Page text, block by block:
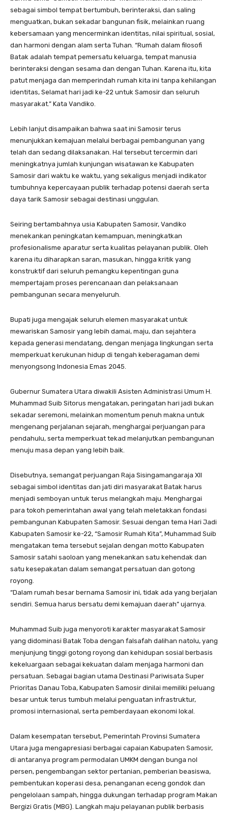
sebagai simbol tempat bertumbuh, berinteraksi, dan saling
menguatkan, bukan sekadar bangunan fisik, melainkan ruang
kebersamaan yang mencerminkan identitas, nilai spiritual, sosial,
dan harmoni dengan alam serta Tuhan. “Rumah dalam filosofi
Batak adalah tempat pemersatu keluarga, tempat manusia
berinteraksi dengan sesama dan dengan Tuhan. Karena itu, kita
patut menjaga dan memperindah rumah kita ini tanpa kehilangan
identitas, Selamat hari jadi ke-22 untuk Samosir dan seluruh
masyarakat.” Kata Vandiko.
Lebih lanjut disampaikan bahwa saat ini Samosir terus
menunjukkan kemajuan melalui berbagai pembangunan yang
telah dan sedang dilaksanakan. Hal tersebut tercermin dari
meningkatnya jumlah kunjungan wisatawan ke Kabupaten
Samosir dari waktu ke waktu, yang sekaligus menjadi indikator
tumbuhnya kepercayaan publik terhadap potensi daerah serta
daya tarik Samosir sebagai destinasi unggulan.
Seiring bertambahnya usia Kabupaten Samosir, Vandiko
menekankan peningkatan kemampuan, meningkatkan
profesionalisme aparatur serta kualitas pelayanan publik. Oleh
karena itu diharapkan saran, masukan, hingga kritik yang
konstruktif dari seluruh pemangku kepentingan guna
mempertajam proses perencanaan dan pelaksanaan
pembangunan secara menyeluruh.
Bupati juga mengajak seluruh elemen masyarakat untuk
mewariskan Samosir yang lebih damai, maju, dan sejahtera
kepada generasi mendatang, dengan menjaga lingkungan serta
memperkuat kerukunan hidup di tengah keberagaman demi
menyongsong Indonesia Emas 2045.
Gubernur Sumatera Utara diwakili Asisten Administrasi Umum H.
Muhammad Suib Sitorus mengatakan, peringatan hari jadi bukan
sekadar seremoni, melainkan momentum penuh makna untuk
mengenang perjalanan sejarah, menghargai perjuangan para
pendahulu, serta memperkuat tekad melanjutkan pembangunan
menuju masa depan yang lebih baik.
Disebutnya, semangat perjuangan Raja Sisingamangaraja XII
sebagai simbol identitas dan jati diri masyarakat Batak harus
menjadi semboyan untuk terus melangkah maju. Menghargai
para tokoh pemerintahan awal yang telah meletakkan fondasi
pembangunan Kabupaten Samosir. Sesuai dengan tema Hari Jadi
Kabupaten Samosir ke-22, “Samosir Rumah Kita”, Muhammad Suib
mengatakan tema tersebut sejalan dengan motto Kabupaten
Samosir satahi saoloan yang menekankan satu kehendak dan
satu kesepakatan dalam semangat persatuan dan gotong
royong.
“Dalam rumah besar bernama Samosir ini, tidak ada yang berjalan
sendiri. Semua harus bersatu demi kemajuan daerah” ujarnya.
Muhammad Suib juga menyoroti karakter masyarakat Samosir
yang didominasi Batak Toba dengan falsafah dalihan natolu, yang
menjunjung tinggi gotong royong dan kehidupan sosial berbasis
kekeluargaan sebagai kekuatan dalam menjaga harmoni dan
persatuan. Sebagai bagian utama Destinasi Pariwisata Super
Prioritas Danau Toba, Kabupaten Samosir dinilai memiliki peluang
besar untuk terus tumbuh melalui penguatan infrastruktur,
promosi internasional, serta pemberdayaan ekonomi lokal.
Dalam kesempatan tersebut, Pemerintah Provinsi Sumatera
Utara juga mengapresiasi berbagai capaian Kabupaten Samosir,
di antaranya program permodalan UMKM dengan bunga nol
persen, pengembangan sektor pertanian, pemberian beasiswa,
pembentukan koperasi desa, penanganan eceng gondok dan
pengelolaan sampah, hingga dukungan terhadap program Makan
Bergizi Gratis (MBG). Langkah maju pelayanan publik berbasis